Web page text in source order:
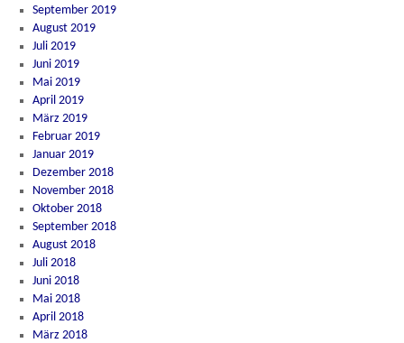
September 2019
August 2019
Juli 2019
Juni 2019
Mai 2019
April 2019
März 2019
Februar 2019
Januar 2019
Dezember 2018
November 2018
Oktober 2018
September 2018
August 2018
Juli 2018
Juni 2018
Mai 2018
April 2018
März 2018